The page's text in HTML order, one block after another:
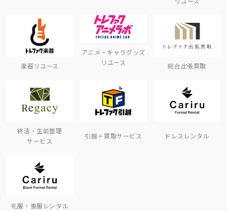
楽器リユース
アニメ・キャラグッズ
リユース
総合出張買取
終活・生前整理
サービス
引越＋買取サービス ドレスレンタル
礼服・喪服レンタル